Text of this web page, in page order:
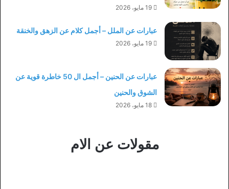
19 مايو، 2026
عبارات عن الملل – أجمل كلام عن الزهق والخنقة
19 مايو، 2026
عبارات عن الحنين – أجمل ال 50 خاطرة قوية عن
الشوق والحنين
18 مايو، 2026
مقولات عن الام